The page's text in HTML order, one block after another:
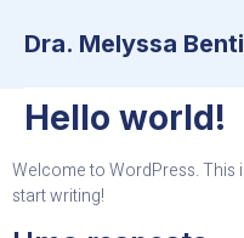
Dra. Melyssa
Hello world!
Welcome to WordPress. This
start writing!